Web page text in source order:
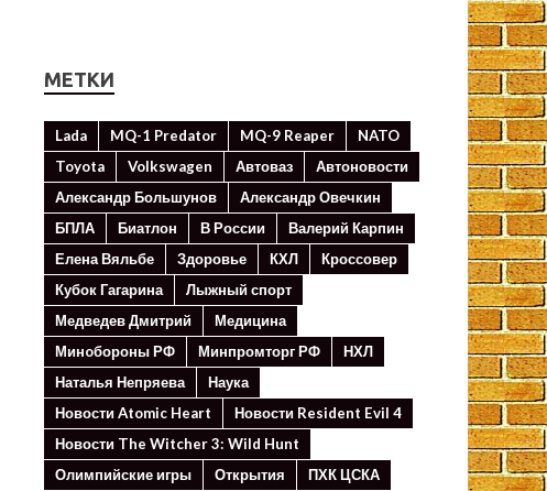
МЕТКИ
Lada MQ-1 Predator MQ-9 Reaper
NATO
Toyota
Volkswagen Автоваз
Автоновости
Александр Большунов
Александр Овечкин
БПЛА
Биатлон В России
Валерий Карпин
Елена Вяльбе
Здоровье КХЛ
Кроссовер
Кубок Гагарина
Лыжный спорт
Медведев Дмитрий
Медицина
Минoбороны РФ
Минпромторг РФ
НХЛ
Наталья Непряева
Наука
Новости Atomic Heart
Новости Resident Evil 4
Новости The Witcher 3: Wild Hunt
Олимпийские игры
Открытия ПХК ЦСКА